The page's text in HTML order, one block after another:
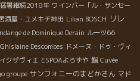
猛暑継続2018年 ワインバー「ル・サンセー
酒屋・ユメキチ神田 Lilian BOSCH リレ
de Dominique Derain ルーツ66
Ghislaine Descombes ドメーヌ・ドゥ・ヴィ
イクザヴィエ ESPOAよろずや 鮨 Cuvée
groupe サンフォニーのまどかさん マド